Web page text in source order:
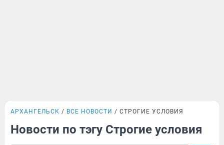
АРХАНГЕЛЬСК ВСЕ НОВОСТИ СТРОГИЕ УСЛОВИЯ
Новости по тэгу Строгие условия